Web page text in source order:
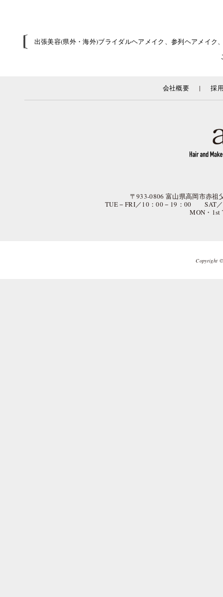
出張美容(県外・海外)ブライダルヘアメイク、参列ヘアメイ
会社概要 | 採
〒933-0806 富山県高岡市赤
TUE − FRI／10：00 − 19：00 SAT
MON・1st
Copyright